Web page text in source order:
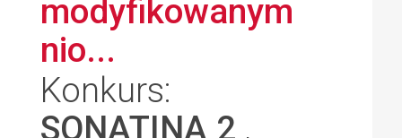
modyfikowanym
nio...
Konkurs:
SONATINA 2 ,